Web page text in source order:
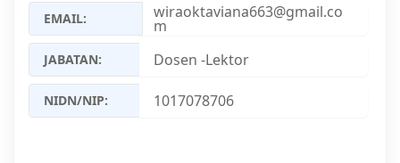
EMAIL: wiraoktaviana663@gmail.co
m
JABATAN:
NIDN/NIP: